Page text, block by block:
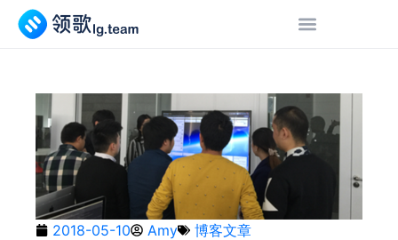
2018-05-10 Amy 博客文章